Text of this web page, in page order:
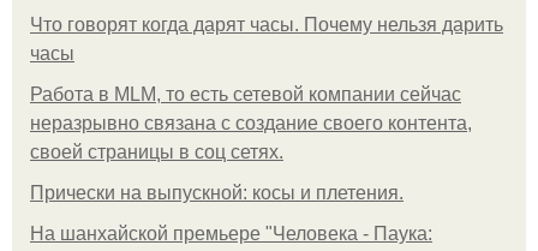
Что говорят когда дарят часы. Почему нельзя дарить
часы
Работа в MLM, то есть сетевой компании сейчас
неразрывно связана с создание своего контента,
своей страницы в соц сетях.
Прически на выпускной: косы и плетения.
На шанхайской премьере "Человека - Паука: